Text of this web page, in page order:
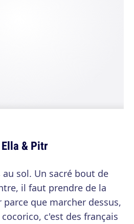
& Pitr
sol. Un sacré bout de
il faut prendre de la
que marcher dessus,
c'est des français